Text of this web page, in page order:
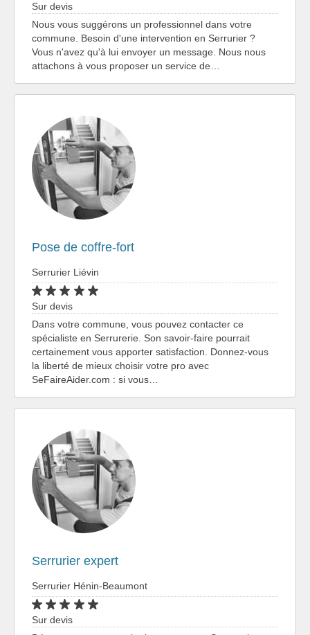
Sur devis
Nous vous suggérons un professionnel dans votre
commune. Besoin d'une intervention en Serrurier ?
Vous n'avez qu'à lui envoyer un message. Nous nous
attachons à vous proposer un service de…
Pose de coffre-fort
Serrurier Liévin
Sur devis
Dans votre commune, vous pouvez contacter ce
spécialiste en Serrurerie. Son savoir-faire pourrait
certainement vous apporter satisfaction. Donnez-vous
la liberté de mieux choisir votre pro avec
SeFaireAider.com : si vous…
Serrurier expert
Serrurier Hénin-Beaumont
Sur devis